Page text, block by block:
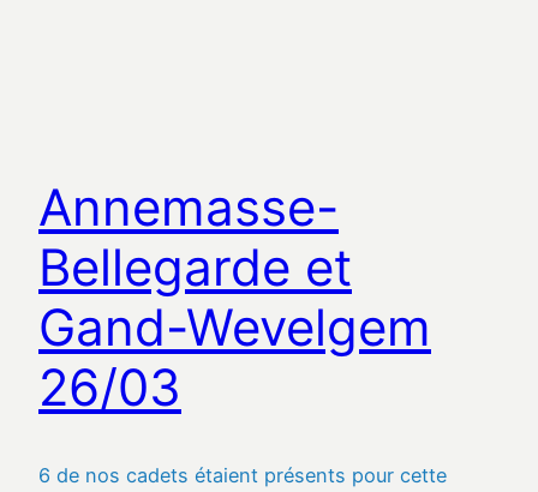
Annemasse-
Bellegarde et
Gand-Wevelgem
26/03
6 de nos cadets étaient présents pour cette